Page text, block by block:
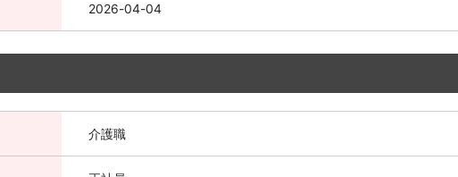
2026-04-04
介護職